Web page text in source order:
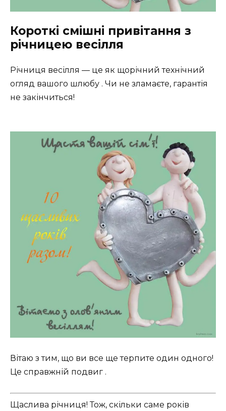
Короткі смішні привітання з
річницею весілля
Річниця весілля — це як щорічний технічний
огляд вашого шлюбу . Чи не зламаєте, гарантія
не закінчиться!
Вітаю з тим, що ви все ще терпите один одного!
Це справжній подвиг .
Щаслива річниця! Тож, скільки саме років